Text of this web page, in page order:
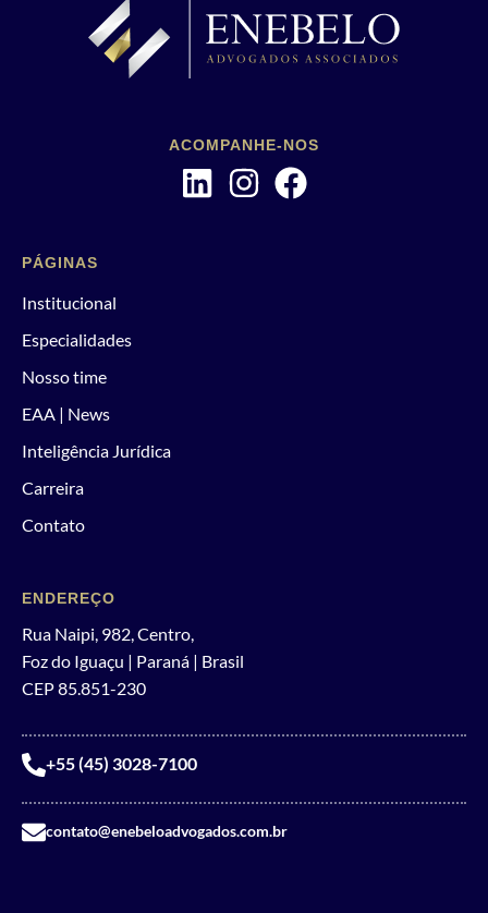
ACOMPANHE-NOS
PÁGINAS
Institucional
Especialidades
Nosso time
EAA | News
Inteligência Jurídica
Carreira
Contato
ENDEREÇO
Rua Naipi, 982, Centro,
Foz do Iguaçu | Paraná | Brasil
CEP 85.851-230
+55 (45) 3028-7100
contato@enebeloadvogados.com.br